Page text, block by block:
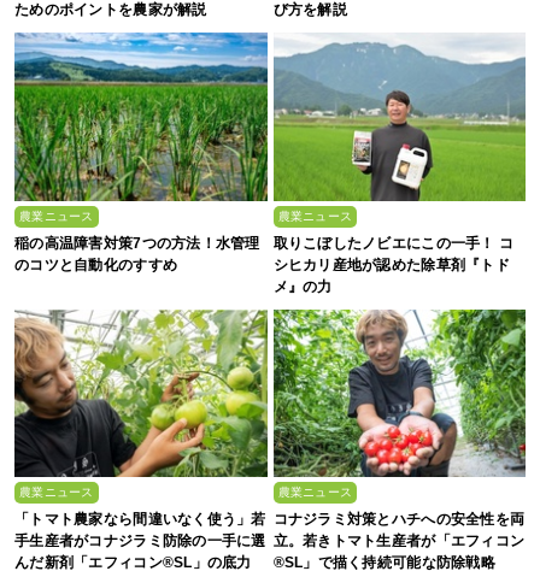
ためのポイントを農家が解説
び方を解説
農業ニュース
稲の高温障害対策7つの方法！水管理
のコツと自動化のすすめ
農業ニュース
取りこぼしたノビエにこの一手！ コ
シヒカリ産地が認めた除草剤『トド
メ』の力
農業ニュース
「トマト農家なら間違いなく使う」若
手生産者がコナジラミ防除の一手に選
んだ新剤「エフィコン®SL」の底力
農業ニュース
コナジラミ対策とハチへの安全性を両
立。若きトマト生産者が「エフィコン
®SL」で描く持続可能な防除戦略